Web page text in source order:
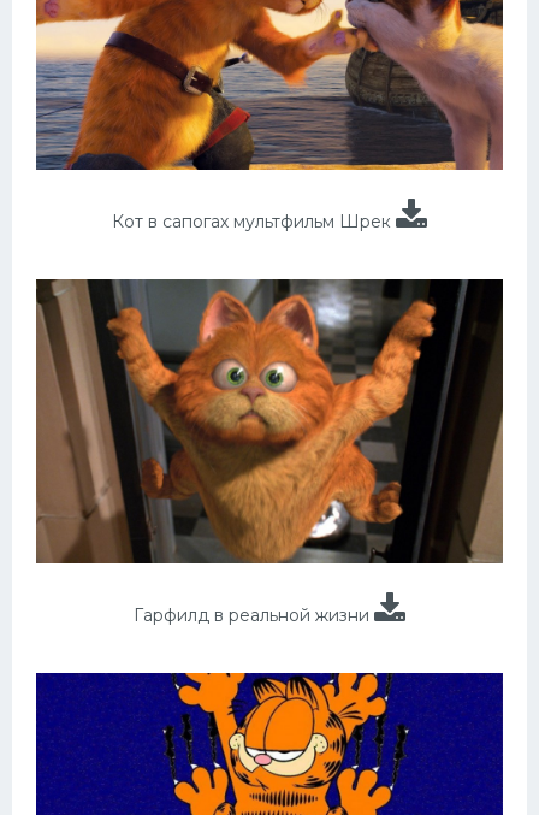
Кот в сапогах мультфильм Шрек
Гарфилд в реальной жизни